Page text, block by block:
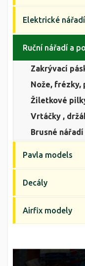
Elektrické nářadí
Ruční nářadí a
Zakrývací
Nože, frézky,
Žiletkové
Vrtáčky ,
Brusné
Pavla models
Decály
Airfix modely